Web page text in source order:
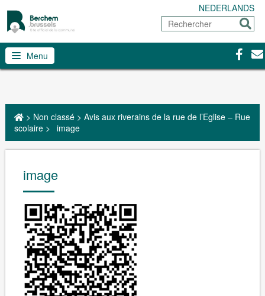
NEDERLANDS
Rechercher
Menu
> Non classé> Avis aux riverains de la rue de l’Eglise – Rue
scolaire> image
image